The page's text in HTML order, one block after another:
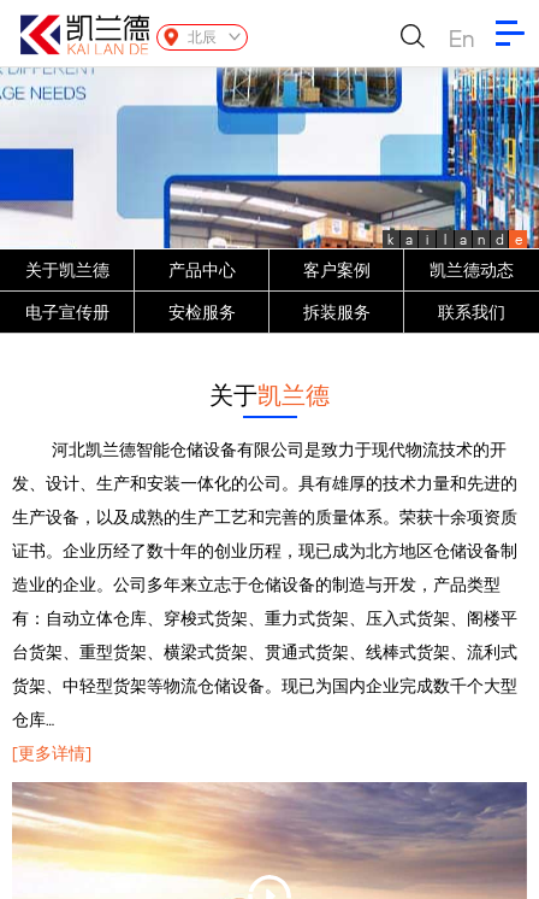
北辰 En
k a i l a n d e
关于凯兰德 产品中心 客户案例 凯兰德动态
电子宣传册 安检服务 拆装服务 联系我们
关于凯兰德
河北凯兰德智能仓储设备有限公司是致力于现代物流技术的开
发、设计、生产和安装一体化的公司。具有雄厚的技术力量和先进的
生产设备，以及成熟的生产工艺和完善的质量体系。荣获十余项资质
证书。企业历经了数十年的创业历程，现已成为北方地区仓储设备制
造业的企业。公司多年来立志于仓储设备的制造与开发，产品类型
有：自动立体仓库、穿梭式货架、重力式货架、压入式货架、阁楼平
台货架、重型货架、横梁式货架、贯通式货架、线棒式货架、流利式
货架、中轻型货架等物流仓储设备。现已为国内企业完成数千个大型
仓库…
[更多详情]